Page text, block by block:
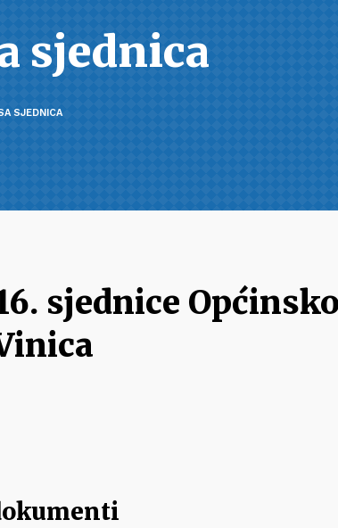
sjednica
SJEDNICA
sjednice